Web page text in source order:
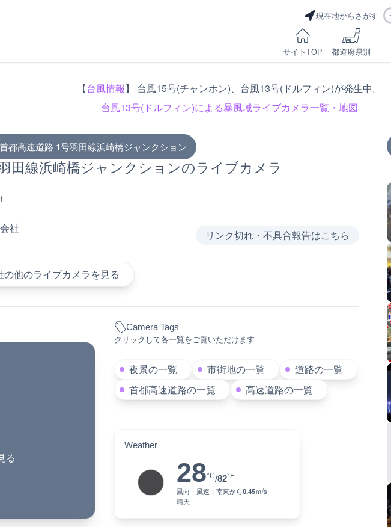
現在地からさがす
サイトTOP 都道府県別
【台風情報】 台風15号(チャンホン)、台風13号(ドルフィン)が発生中。
台風13号(ドルフィン)による暴風域ライブカメラ一覧・地図
首都高速道路 1号羽田線浜崎橋ジャンクション
田線浜崎橋ジャンクションのライブカメラ
社
リンク切れ・不具合報告はこちら
他のライブカメラを見る
る
Camera Tags
クリックして各一覧をご覧いただけます
夜景の一覧 市街地の一覧
道路の一覧
首都高速道路の一覧
高速道路の一覧
Weather
28°C/82°F
風向・風速： 南東から0.45ｍ/s
晴天